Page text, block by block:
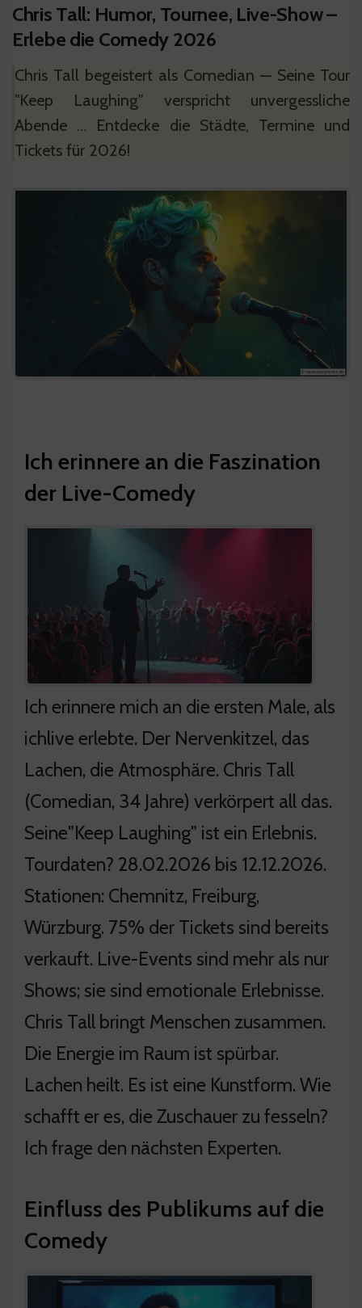
Chris Tall: Humor, Tournee, Live-Show –
Erlebe die Comedy 2026
Chris Tall begeistert als Comedian — Seine Tour
"Keep Laughing" verspricht unvergessliche
Abende … Entdecke die Städte, Termine und
Tickets für 2026!
Ich erinnere an die Faszination
der Live-Comedy
Ich erinnere mich an die ersten Male, als
ichlive erlebte. Der Nervenkitzel, das
Lachen, die Atmosphäre. Chris Tall
(Comedian, 34 Jahre) verkörpert all das.
Seine"Keep Laughing" ist ein Erlebnis.
Tourdaten? 28.02.2026 bis 12.12.2026.
Stationen: Chemnitz, Freiburg,
Würzburg. 75% der Tickets sind bereits
verkauft. Live-Events sind mehr als nur
Shows; sie sind emotionale Erlebnisse.
Chris Tall bringt Menschen zusammen.
Die Energie im Raum ist spürbar.
Lachen heilt. Es ist eine Kunstform. Wie
schafft er es, die Zuschauer zu fesseln?
Ich frage den nächsten Experten.
Einfluss des Publikums auf die
Comedy